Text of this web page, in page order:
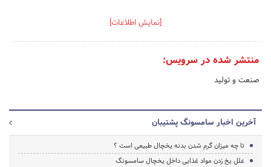
[نمایش اطلاعات]
منتشر شده در سرویس:
صنعت و تولید
آخرین اخبار سامسونگ پشتیبان
تا چه میزان گرم شدن بدنه یخچال طبیعی است ؟
علل یخ زدن مواد غذایی داخل یخچال سامسونگ